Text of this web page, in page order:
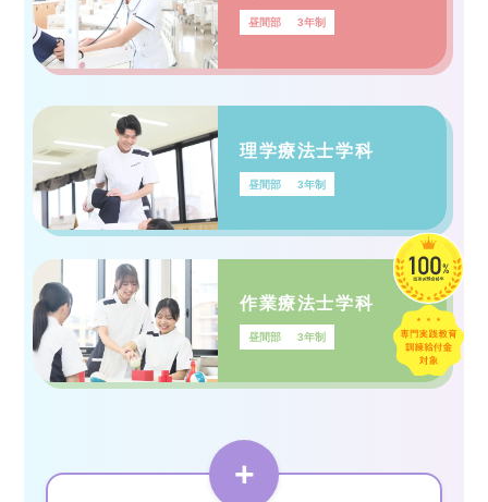
昼間部 3年制
理学療法士学科
昼間部 3年制
作業療法士学科
昼間部 3年制
+